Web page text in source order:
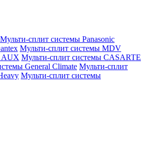
Мульти-сплит системы Panasonic
Мульти-сплит системы MDV
AUX Мульти-сплит системы CASARTE
General Climate Мульти-сплит
Мульти-сплит системы